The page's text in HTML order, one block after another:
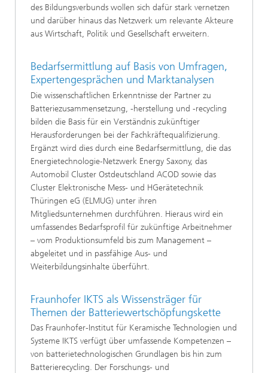
des Bildungsverbunds wollen sich dafür stark vernetzen
und darüber hinaus das Netzwerk um relevante Akteure
aus Wirtschaft, Politik und Gesellschaft erweitern.
Bedarfsermittlung auf Basis von Umfragen,
Expertengesprächen und Marktanalysen
Die wissenschaftlichen Erkenntnisse der Partner zu
Batteriezusammensetzung, -herstellung und -recycling
bilden die Basis für ein Verständnis zukünftiger
Herausforderungen bei der Fachkräftequalifizierung.
Ergänzt wird dies durch eine Bedarfsermittlung, die das
Energietechnologie-Netzwerk Energy Saxony, das
Automobil Cluster Ostdeutschland ACOD sowie das
Cluster Elektronische Mess- und HGerätetechnik
Thüringen eG (ELMUG) unter ihren
Mitgliedsunternehmen durchführen. Hieraus wird ein
umfassendes Bedarfsprofil für zukünftige Arbeitnehmer
– vom Produktionsumfeld bis zum Management –
abgeleitet und in passfähige Aus- und
Weiterbildungsinhalte überführt.
Fraunhofer IKTS als Wissensträger für
Themen der Batteriewertschöpfungskette
Das Fraunhofer-Institut für Keramische Technologien und
Systeme IKTS verfügt über umfassende Kompetenzen –
von batterietechnologischen Grundlagen bis hin zum
Batterierecycling. Der Forschungs- und